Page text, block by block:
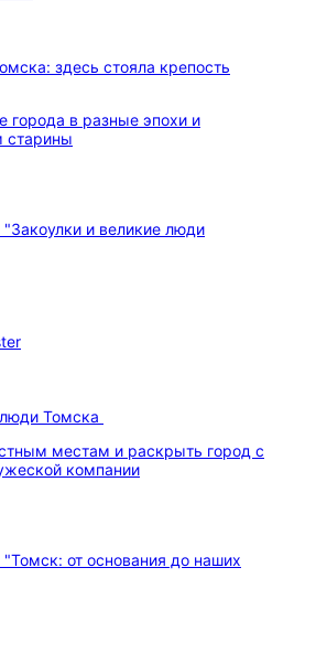
здесь стояла крепость
города в разные эпохи и
старины
Томска
местам и раскрыть город с
компании